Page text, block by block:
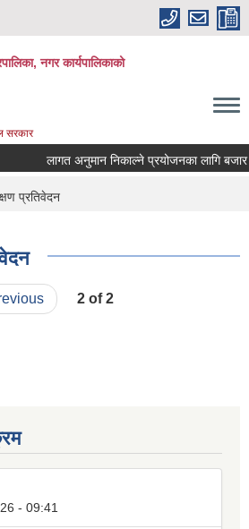
नगर कार्यपालिकाको
सरकार
लागत अनुमान निकाल्ने प्रयोजनका लागि बजार
खोपकर्ता (भ्याक्सिनेटर) आवश्यकता सम्वन्धी
प्रतिवेदन
2 of 2
- 09:41